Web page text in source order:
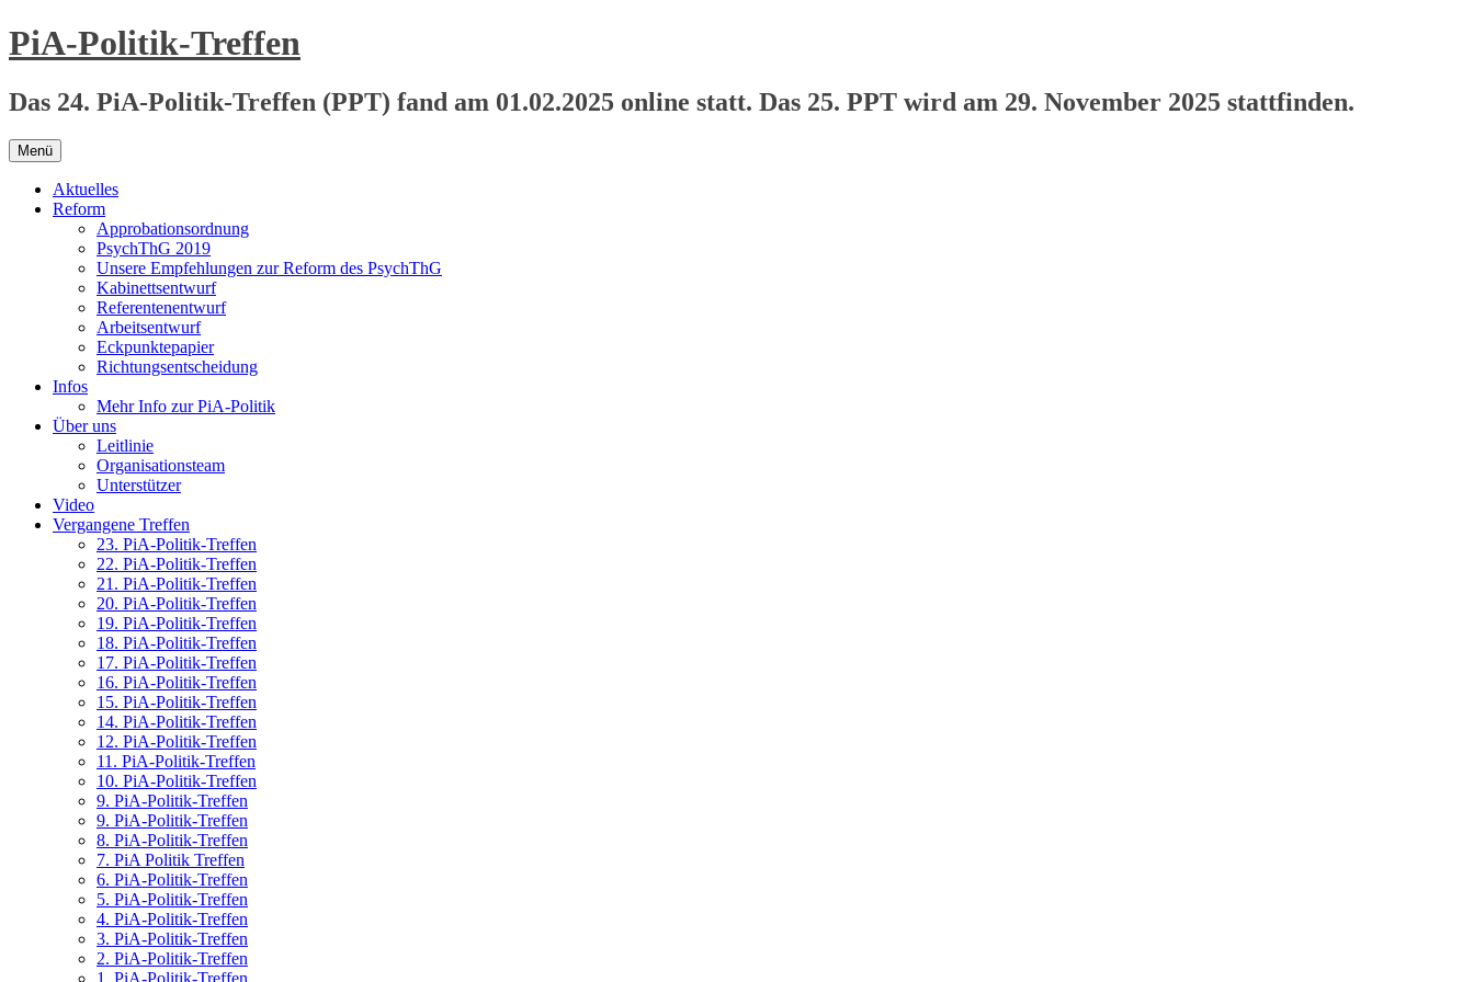
Zum
Inhalt
PiA-Politik-Treffen
Das 24. PiA-Politik-Treffen (PPT) fand am 01.02.2025 online statt. Das 25. PPT wird am 29. November 2025 stattfinden.
Menü
Aktuelles
Reform
Approbationsordnung
PsychThG 2019
Unsere Empfehlungen zur Reform des PsychThG
Kabinettsentwurf
Referentenentwurf
Arbeitsentwurf
Eckpunktepapier
Richtungsentscheidung
Infos
Mehr Info zur PiA-Politik
Über uns
Leitlinie
Organisationsteam
Unterstützer
Video
Vergangene Treffen
23. PiA-Politik-Treffen
22. PiA-Politik-Treffen
21. PiA-Politik-Treffen
20. PiA-Politik-Treffen
19. PiA-Politik-Treffen
18. PiA-Politik-Treffen
17. PiA-Politik-Treffen
16. PiA-Politik-Treffen
15. PiA-Politik-Treffen
14. PiA-Politik-Treffen
12. PiA-Politik-Treffen
11. PiA-Politik-Treffen
10. PiA-Politik-Treffen
9. PiA-Politik-Treffen
9. PiA-Politik-Treffen
8. PiA-Politik-Treffen
7. PiA Politik Treffen
6. PiA-Politik-Treffen
5. PiA-Politik-Treffen
4. PiA-Politik-Treffen
3. PiA-Politik-Treffen
2. PiA-Politik-Treffen
1. PiA-Politik-Treffen